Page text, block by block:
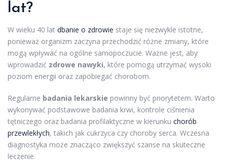
lat?
W wieku 40 lat dbanie o zdrowie staje się niezwykle istotne,
ponieważ organizm zaczyna przechodzić różne zmiany, które
mogą wpływać na ogólne samopoczucie. Ważne jest, aby
wprowadzić zdrowe nawyki, które pomogą utrzymać wysoki
poziom energii oraz zapobiegać chorobom.
Regularne badania lekarskie powinny być priorytetem. Warto
wykonywać podstawowe badania krwi, kontrole ciśnienia
tętniczego oraz badania profilaktyczne w kierunku chorób
przewlekłych, takich jak cukrzyca czy choroby serca. Wczesna
diagnostyka może znacząco zwiększyć szanse na skuteczne
leczenie.